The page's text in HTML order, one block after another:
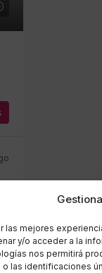
las mejores
y/o acceder a la
nos permitirá
las identificaciones